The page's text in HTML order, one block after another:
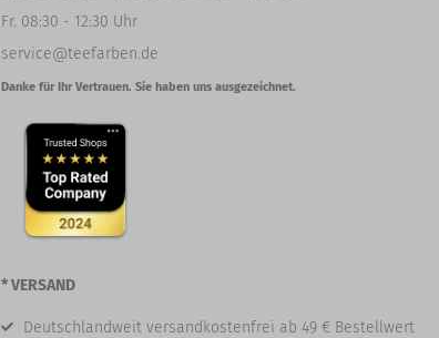
Fr. 08:30 - 12:30 Uhr
service@teefarben.de
Danke für Ihr Vertrauen. Sie haben uns ausgezeichnet.
* VERSAND
Deutschlandweit versandkostenfrei ab 49 € Bestellwert